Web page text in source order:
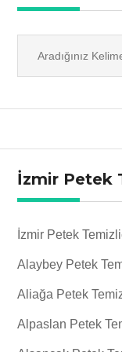
İzmir Petek
İzmir Petek
Alaybey Petek
Aliağa Petek
Alpaslan Petek